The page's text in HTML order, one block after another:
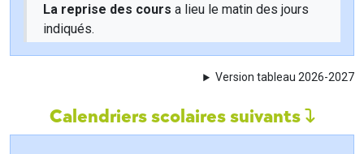
La reprise des cours a lieu le matin des jours
indiqués.
Version tableau 2026-2027
Calendriers scolaires suivants